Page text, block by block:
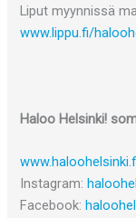
Liput myynnissä
www.lippu.fi/
Haloo Helsinki!
Instagram:
Facebook: